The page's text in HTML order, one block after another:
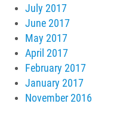
July 2017
June 2017
May 2017
April 2017
February 2017
January 2017
November 2016